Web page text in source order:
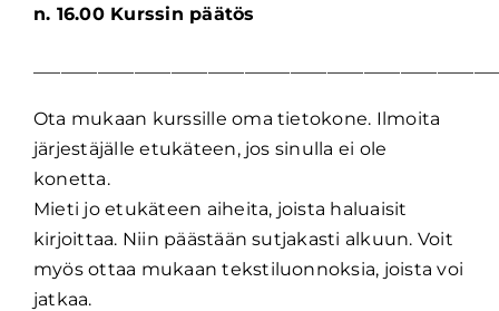
n. 16.00 Kurssin päätös
Ota mukaan kurssille oma tietokone. Ilmoita
järjestäjälle etukäteen, jos sinulla ei ole
konetta.
Mieti jo etukäteen aiheita, joista haluaisit
kirjoittaa. Niin päästään sutjakasti alkuun. Voit
myös ottaa mukaan tekstiluonnoksia, joista voi
jatkaa.